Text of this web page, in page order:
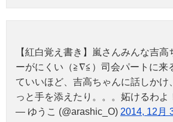
【紅白覚え書き】嵐さんみんな吉高
ーがにくい（≧∇≦）司会パートに来
ていいほど、吉高ちゃんに話しかけ
っと手を添えたり。。。妬けるわよ
— ゆうこ (@arashic_O) 2014, 12月